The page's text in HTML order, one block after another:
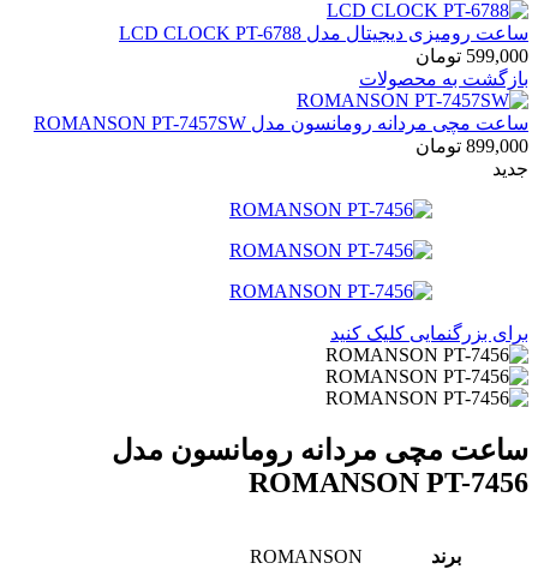
ساعت رومیزی دیجیتال مدل LCD CLOCK PT-6788
599,000 تومان
بازگشت به محصولات
ساعت مچی مردانه رومانسون مدل ROMANSON PT-7457SW
899,000 تومان
جدید
برای بزرگنمایی کلیک کنید
ساعت مچی مردانه رومانسون مدل
ROMANSON PT-7456
برند ROMANSON